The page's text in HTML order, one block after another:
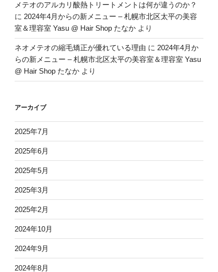
メテオのアルカリ酸熱トリートメントは何が違うのか？
に 2024年4月からの新メニュー – 札幌市北区太平の美容
室＆理容室 Yasu @ Hair Shop たなか より
ネオメテオの縮毛矯正が優れている理由 に 2024年4月か
らの新メニュー – 札幌市北区太平の美容室＆理容室 Yasu
@ Hair Shop たなか より
アーカイブ
2025年7月
2025年6月
2025年5月
2025年3月
2025年2月
2024年10月
2024年9月
2024年8月